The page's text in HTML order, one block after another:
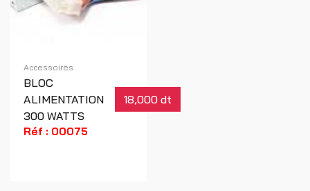
Accessoires
BLOC
ALIMENTATION
300 WATTS
18,000 dt
Réf : 00075